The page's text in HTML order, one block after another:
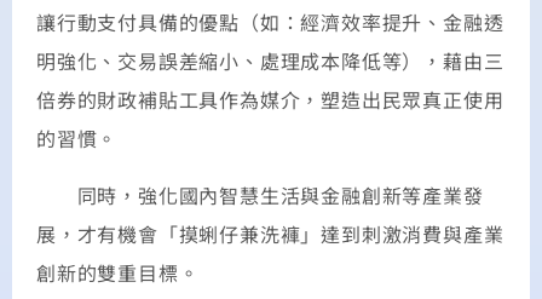
讓行動支付具備的優點（如：經濟效率提升、金融透
明強化、交易誤差縮小、處理成本降低等），藉由三
倍券的財政補貼工具作為媒介，塑造出民眾真正使用
的習慣。
同時，強化國內智慧生活與金融創新等產業發
展，才有機會「摸蜊仔兼洗褲」達到刺激消費與產業
創新的雙重目標。